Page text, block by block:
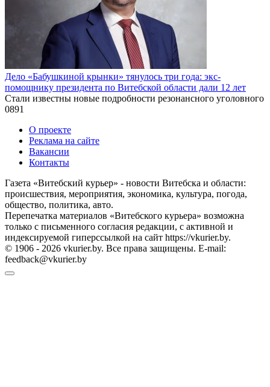
Дело «Бабушкиной крынки» тянулось три года: экс-
помощнику президента по Витебской области дали 12 лет
Стали известны новые подробности резонансного уголовного
0891
О проекте
Реклама на сайте
Вакансии
Контакты
Газета «Витебский курьер» - новости Витебска и области:
происшествия, мероприятия, экономика, культура, погода,
общество, политика, авто.
Перепечатка материалов «Витебского курьера» возможна
только с письменного согласия редакции, с активной и
индексируемой гиперссылкой на сайт https://vkurier.by.
© 1906 - 2026 vkurier.by. Все права защищены. E-mail:
feedback@vkurier.by